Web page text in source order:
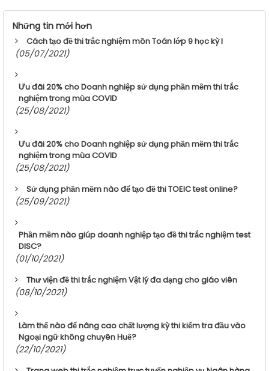
Những tin mới hơn
Cách tạo đề thi trắc nghiệm môn Toán lớp 9 học kỳ I
(05/07/2021)
Ưu đãi 20% cho Doanh nghiệp sử dụng phần mềm thi trắc
nghiệm trong mùa COVID
(25/08/2021)
Ưu đãi 20% cho Doanh nghiệp sử dụng phần mềm thi trắc
nghiệm trong mùa COVID
(25/08/2021)
Sử dụng phần mềm nào để tạo đề thi TOEIC test online?
(25/09/2021)
Phần mềm nào giúp doanh nghiệp tạo đề thi trắc nghiệm test
DISC?
(01/10/2021)
Thư viện đề thi trắc nghiệm Vật lý đa dạng cho giáo viên
(08/10/2021)
Làm thế nào để nâng cao chất lượng kỳ thi kiểm tra đầu vào
Ngoại ngữ không chuyên Huế?
(22/10/2021)